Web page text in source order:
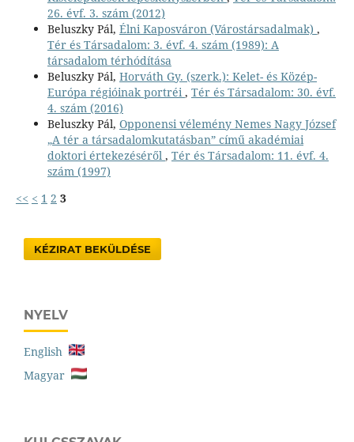
26. évf. 3. szám (2012)
Beluszky Pál, Élni Kaposváron (Várostársadalmak) ,
Tér és Társadalom: 3. évf. 4. szám (1989): A
társadalom térhódítása
Beluszky Pál, Horváth Gy. (szerk.): Kelet- és Közép-
Európa régióinak portréi , Tér és Társadalom: 30. évf.
4. szám (2016)
Beluszky Pál, Opponensi vélemény Nemes Nagy József
„A tér a társadalomkutatásban” című akadémiai
doktori értekezéséről , Tér és Társadalom: 11. évf. 4.
szám (1997)
<< < 1 2 3
KÉZIRAT BEKÜLDÉSE
NYELV
English
Magyar